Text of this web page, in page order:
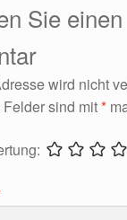
Sie einen
wird nicht
sind mit*